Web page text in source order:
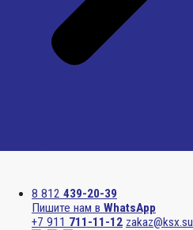
8 812 439-20-39
Пишите нам в WhatsApp
+7 911 711-11-12 zakaz@ksx.su